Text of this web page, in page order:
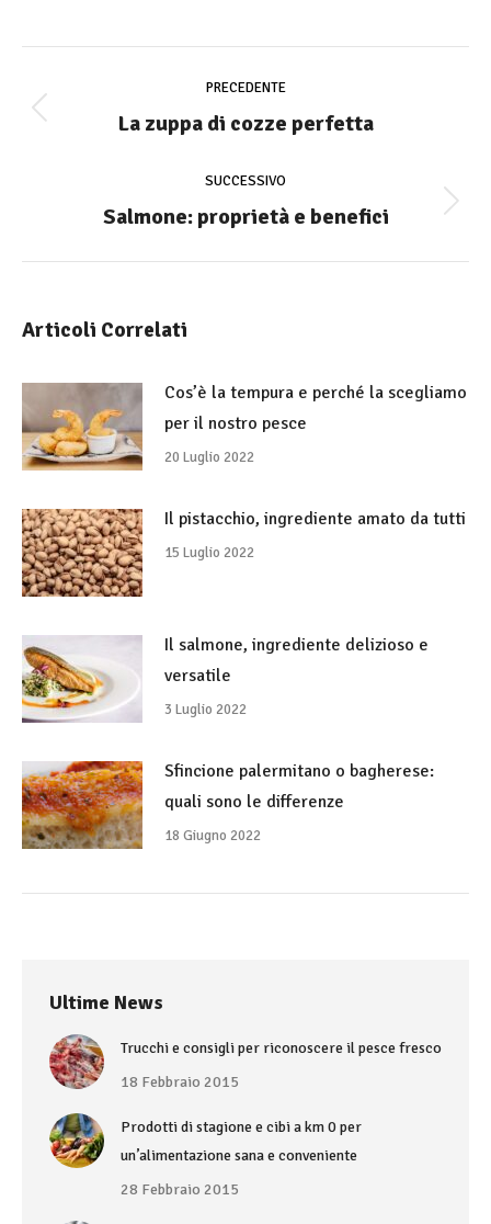
di
navigazione
PRECEDENTE
Stile
La zuppa di cozze perfetta
SUCCESSIVO
Numero
Salmone: proprietà e benefici
Articoli Correlati
Cos’è la tempura e perché la scegliamo
per il nostro pesce
20 Luglio 2022
Il pistacchio, ingrediente amato da tutti
15 Luglio 2022
Il salmone, ingrediente delizioso e
versatile
3 Luglio 2022
Sfincione palermitano o bagherese:
quali sono le differenze
18 Giugno 2022
Ultime News
Trucchi e consigli per riconoscere il pesce fresco
18 Febbraio 2015
Prodotti di stagione e cibi a km 0 per
un’alimentazione sana e conveniente
28 Febbraio 2015